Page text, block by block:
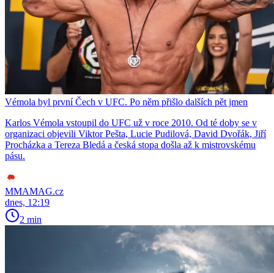
Vémola byl první Čech v UFC. Po něm přišlo dalších pět jmen
Karlos Vémola vstoupil do UFC už v roce 2010. Od té doby se v
organizaci objevili Viktor Pešta, Lucie Pudilová, David Dvořák, Jiří
Procházka a Tereza Bledá a česká stopa došla až k mistrovskému
pásu.
MMAMAG.cz
dnes, 12:19
2 min